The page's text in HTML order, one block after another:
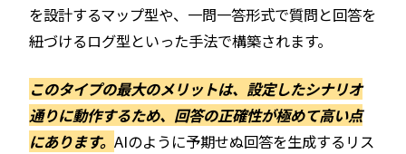
を設計するマップ型や、一問一答形式で質問と回答を
紐づけるログ型といった手法で構築されます。
このタイプの最大のメリットは、設定したシナリオ
通りに動作するため、回答の正確性が極めて高い点
にあります。AIのように予期せぬ回答を生成するリス